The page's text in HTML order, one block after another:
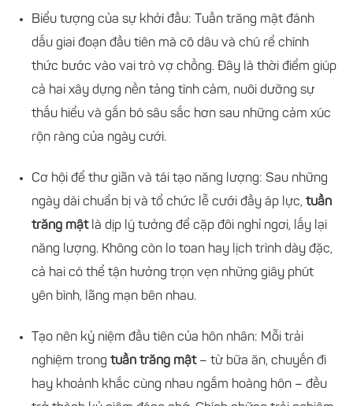
Biểu tượng của sự khởi đầu: Tuần trăng mật đánh
dấu giai đoạn đầu tiên mà cô dâu và chú rể chính
thức bước vào vai trò vợ chồng. Đây là thời điểm giúp
cả hai xây dựng nền tảng tình cảm, nuôi dưỡng sự
thấu hiểu và gắn bó sâu sắc hơn sau những cảm xúc
rộn ràng của ngày cưới.
Cơ hội để thư giãn và tái tạo năng lượng: Sau những
ngày dài chuẩn bị và tổ chức lễ cưới đầy áp lực, tuần
trăng mậtlà dịp lý tưởng để cặp đôi nghỉ ngơi, lấy lại
năng lượng. Không còn lo toan hay lịch trình dày đặc,
cả hai có thể tận hưởng trọn vẹn những giây phút
yên bình, lãng mạn bên nhau.
Tạo nên kỷ niệm đầu tiên của hôn nhân: Mỗi trải
nghiệm trong tuần trăng mật– từ bữa ăn, chuyến đi
hay khoảnh khắc cùng nhau ngắm hoàng hôn – đều